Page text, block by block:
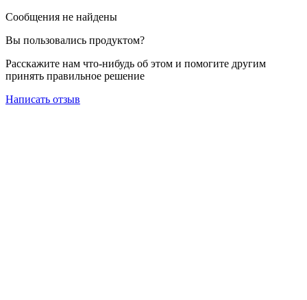
Сообщения не найдены
Вы пользовались продуктом?
Расскажите нам что-нибудь об этом и помогите другим
принять правильное решение
Написать отзыв